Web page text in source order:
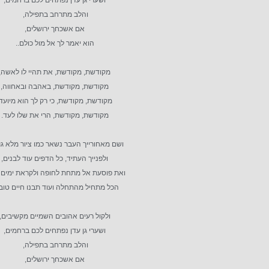
והלב מתרחב בתפילה,
אם אשכחך ירושלים,
הוא יאמר לך אל מול כולם..
מקודשת, מקודשת, את תהיי לו לאשה,
מקודשת, מקודשת, באהבה ובאחווה,
מקודשת, מקודשת, כי רק לך הוא
מקודשת, מקודשת, הרי את שלו לעד.
ושם מאחורייך העבר נשאר כמו ציור מלא
ולפנייך העתיד, כל הדפים עוד לבנים,
ואת פוסעת אל מתחת לחופה ולקראת ימים
הכל מתחיל מהתחלה ועוד תבנו חיים
ולקול רעים אהובים השמיים מקשיבים,
ושערי גן עדן נפתחים לכם ברחמים,
והלב מתרחב בתפילה,
אם אשכחך ירושלים,